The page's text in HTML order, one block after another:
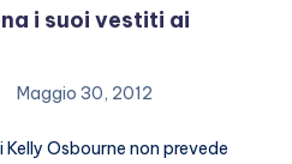
i suoi vestiti ai
Maggio 30, 2012
Osbourne non prevede